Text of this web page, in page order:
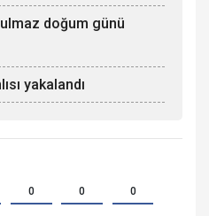
doğum günü
yakalandı
0 0 0